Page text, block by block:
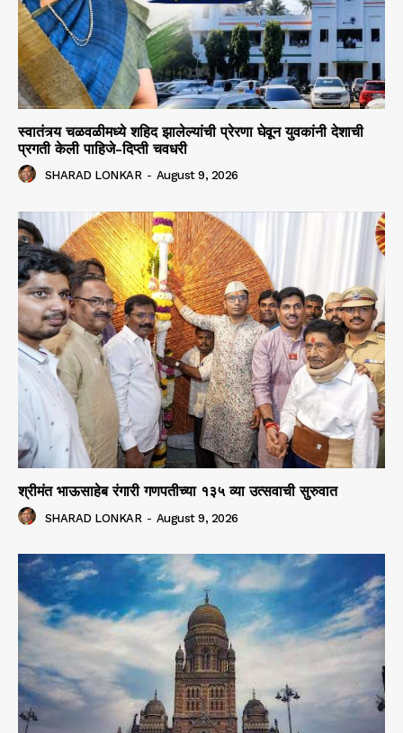
स्वातंत्र्य चळवळीमध्ये शहिद झालेल्यांची प्रेरणा घेवून युवकांनी देशाची
प्रगती केली पाहिजे-दिप्ती चवधरी
SHARAD LONKAR - August 9, 2026
श्रीमंत भाऊसाहेब रंगारी गणपतीच्या १३५ व्या उत्सवाची सुरुवात
SHARAD LONKAR - August 9, 2026